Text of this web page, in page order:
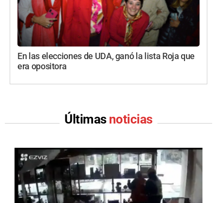
En las elecciones de UDA, ganó la lista Roja que
era opositora
Últimas noticias